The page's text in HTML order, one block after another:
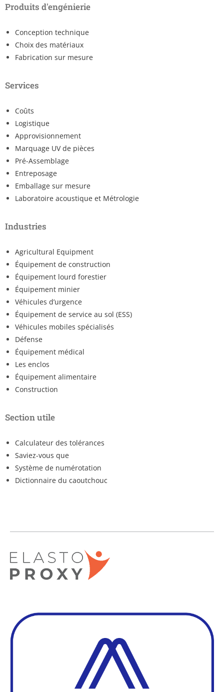
Produits d'engénierie
Conception technique
Choix des matériaux
Fabrication sur mesure
Services
Coûts
Logistique
Approvisionnement
Marquage UV de pièces
Pré-Assemblage
Entreposage
Emballage sur mesure
Laboratoire acoustique et Métrologie
Industries
Agricultural Equipment
Équipement de construction
Équipement lourd forestier
Équipement minier
Véhicules d’urgence
Équipement de service au sol (ESS)
Véhicules mobiles spécialisés
Défense
Équipement médical
Les enclos
Équipement alimentaire
Construction
Section utile
Calculateur des tolérances
Saviez-vous que
Système de numérotation
Dictionnaire du caoutchouc